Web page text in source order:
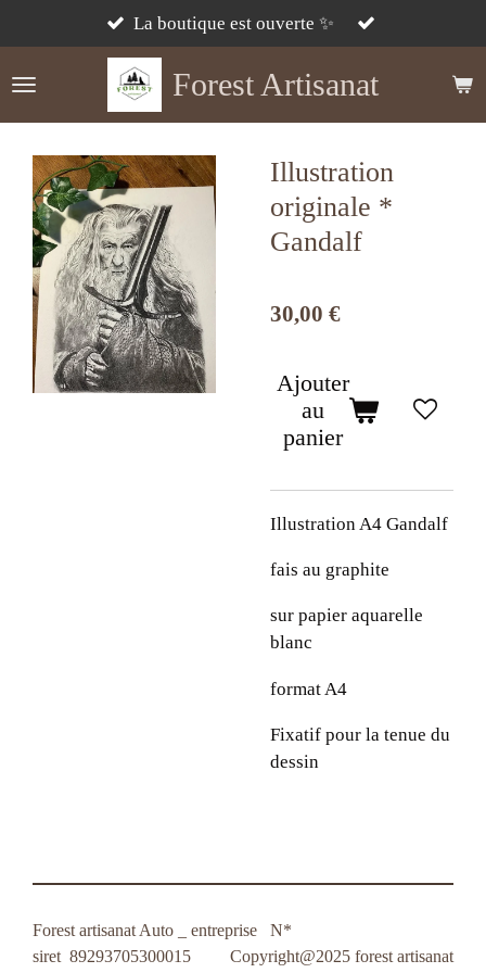
au
contenu
Forest Artisanat
La boutique est ouverte ✨
Illustration
originale *
Gandalf
30,00 €
Ajouter
au
panier
Illustration A4 Gandalf
fais au graphite
sur papier aquarelle
blanc
format A4
Fixatif pour la tenue du
dessin
Forest artisanat Auto _ entreprise N*
siret 89293705300015 Copyright@2025 forest artisanat